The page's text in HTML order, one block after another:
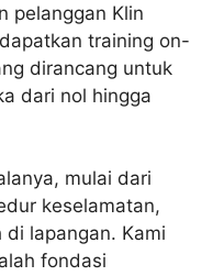
pelanggan Klin
training on-
dirancang untuk
dari nol hingga
mulai dari
keselamatan,
di lapangan. Kami
fondasi